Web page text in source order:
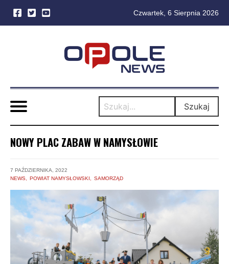
Czwartek, 6 Sierpnia 2026
Szukaj
NOWY PLAC ZABAW W NAMYSŁOWIE
7 PAŹDZIERNIKA, 2022
NEWS
POWIAT NAMYSŁOWSKI SAMORZĄD